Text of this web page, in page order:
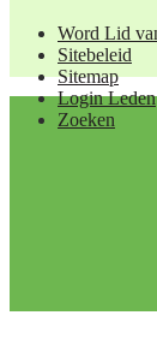
Word Lid
Sitebeleid
Sitemap
Login Leden
Zoeken